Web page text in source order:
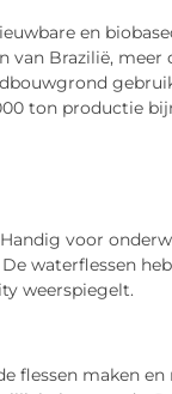
en
Brazilië, meer
ton productie
voor
waterflessen
weerspiegelt.
flessen maken